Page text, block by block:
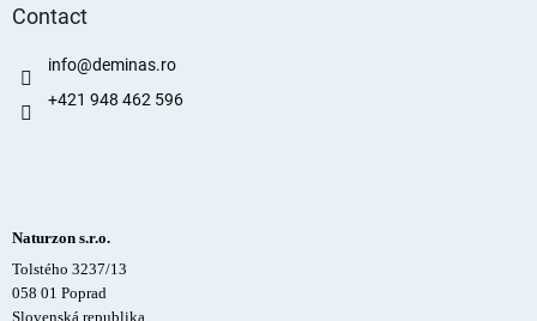
Contact
info@deminas.ro
+421 948 462 596
Naturzon s.r.o.
Tolstého 3237/13
058 01 Poprad
Slovenská republika